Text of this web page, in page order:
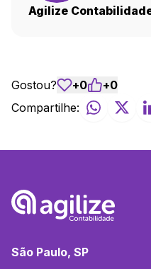
Agilize
Gostou? +0 +0
Compartilhe:
São Paulo, SP